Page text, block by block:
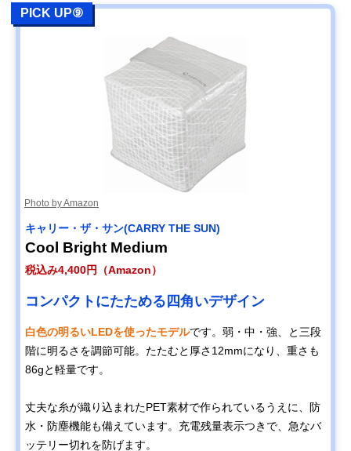
PICK UP⑨
Photo by Amazon
キャリー・ザ・サン(CARRY THE SUN)
Cool Bright Medium
税込み4,400円（Amazon）
コンパクトにたためる四角いデザイン
白色の明るいLEDを使ったモデルです。弱・中・強、と三段
階に明るさを調節可能。たたむと厚さ12mmになり、重さも
86gと軽量です。
丈夫な糸が織り込まれたPET素材で作られているうえに、防
水・防塵機能も備えています。充電残量表示つきで、急なバ
ッテリー切れを防げます。